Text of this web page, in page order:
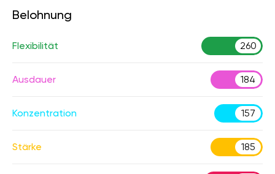
Belohnung
Flexibilität 260
Ausdauer 184
Konzentration 157
Stärke 185